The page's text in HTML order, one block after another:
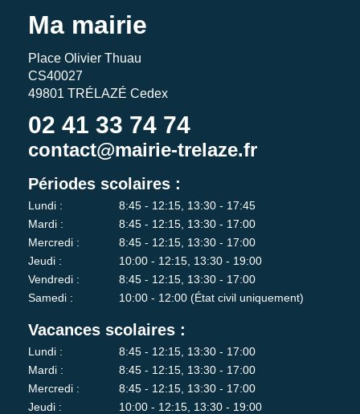
Ma mairie
Place Olivier Thuau
CS40027
49801 TRÉLAZÉ Cedex
02 41 33 74 74
contact@mairie-trelaze.fr
Périodes scolaires :
Lundi :
8:45 - 12:15, 13:30 - 17:45
Mardi :
8:45 - 12:15, 13:30 - 17:00
Mercredi :
8:45 - 12:15, 13:30 - 17:00
Jeudi :
10:00 - 12:15, 13:30 - 19:00
Vendredi :
8:45 - 12:15, 13:30 - 17:00
Samedi :
10:00 - 12:00 (État civil uniquement)
Vacances scolaires :
Lundi :
8:45 - 12:15, 13:30 - 17:00
Mardi :
8:45 - 12:15, 13:30 - 17:00
Mercredi :
8:45 - 12:15, 13:30 - 17:00
Jeudi :
10:00 - 12:15, 13:30 - 19:00